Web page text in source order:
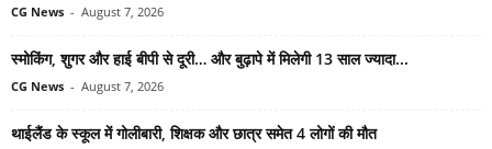
CG News - August 7, 2026
स्मोकिंग, शुगर और हाई बीपी से दूरी… और बुढ़ापे में मिलेगी 13 साल ज्यादा...
CG News - August 7, 2026
थाईलैंड के स्कूल में गोलीबारी, शिक्षक और छात्र समेत 4 लोगों की मौत